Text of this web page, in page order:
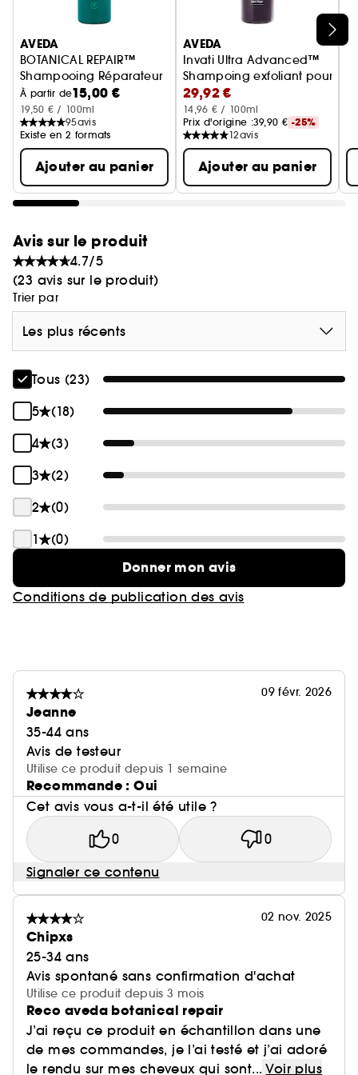
Vegan. Aveda est une marque labellisée « cruelty
free ». Nous ne réalisons aucun test sur les
animaux et ne demandons pas non plus à
d'autres entités de le faire pour nous. Packaging
issu de plastique recyclé post-consommation,
dépourvu de plastique vierge.
(1)À base de plantes, de minéraux d'origine non
Ignorer le carrousel produits
AVEDA
BOTANICAL REPAIR™
Shampooing Réparateur
À partir de15,00 €
19,50 € / 100ml
95avis
Existe en 2 formats
Ajouter au panier
AVEDA
Invati Ultra Advanced™
Shampoing exfoliant pour
29,92 €
14,96 € / 100ml
Prix d'origine :39,90 € -25%
12avis
Ajouter au panier
Avis sur le produit
4.7/5
(23 avis sur le produit)
Trier par
Les plus récents
Tous (23)
5
(18)
4
(3)
3
(2)
2
(0)
1
(0)
Donner mon avis
Conditions de publication des avis
09 févr. 2026
Jeanne
35-44 ans
Avis de testeur
Utilise ce produit depuis 1 semaine
Recommande : Oui
Cet avis vous a-t-il été utile ?
0 0
Signaler ce contenu
02 nov. 2025
Chipxs
25-34 ans
Avis spontané sans confirmation d'achat
Utilise ce produit depuis 3 mois
Reco aveda botanical repair
J’ai reçu ce produit en échantillon dans une
de mes commandes, je l’ai testé et j’ai adoré
le rendu sur mes cheveux qui sont... Voir plus